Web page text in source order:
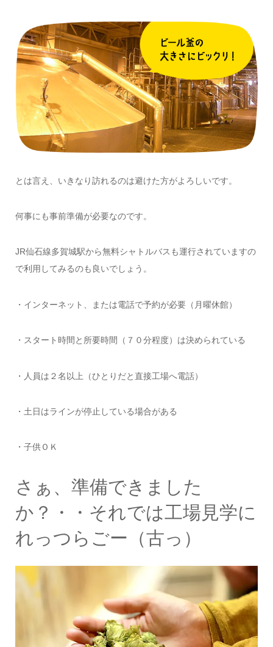
とは言え、いきなり訪れるのは避けた方がよろしいです。
何事にも事前準備が必要なのです。
JR仙石線多賀城駅から無料シャトルバスも運行されていますの
で利用してみるのも良いでしょう。
・インターネット、または電話で予約が必要（月曜休館）
・スタート時間と所要時間（７０分程度）は決められている
・人員は２名以上（ひとりだと直接工場へ電話）
・土日はラインが停止している場合がある
・子供ＯＫ
さぁ、準備できました
か？・・それでは工場見学に
れっつらごー（古っ）